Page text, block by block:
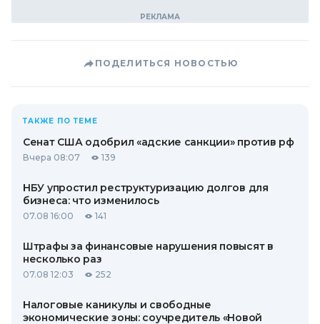
ПОДЕЛИТЬСЯ НОВОСТЬЮ
ТАКЖЕ ПО ТЕМЕ
Сенат США одобрил «адские санкции» против рф
Вчера 08:07 139
НБУ упростил реструктуризацию долгов для
бизнеса: что изменилось
07.08 16:00 141
Штрафы за финансовые нарушения повысят в
несколько раз
07.08 12:03 252
Налоговые каникулы и свободные
экономические зоны: соучредитель «Новой